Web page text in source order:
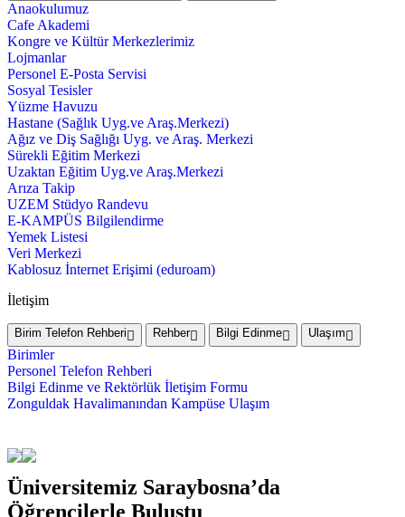
Anaokulumuz
Cafe Akademi
Kongre ve Kültür Merkezlerimiz
Lojmanlar
Personel E-Posta Servisi
Sosyal Tesisler
Yüzme Havuzu
Hastane (Sağlık Uyg.ve Araş.Merkezi)
Ağız ve Diş Sağlığı Uyg. ve Araş. Merkezi
Sürekli Eğitim Merkezi
Uzaktan Eğitim Uyg.ve Araş.Merkezi
Arıza Takip
UZEM Stüdyo Randevu
E-KAMPÜS Bilgilendirme
Yemek Listesi
Veri Merkezi
Kablosuz İnternet Erişimi (eduroam)
İletişim
Birim Telefon Rehberi Rehber Bilgi Edinme Ulaşım
Birimler
Personel Telefon Rehberi
Bilgi Edinme ve Rektörlük İletişim Formu
Zonguldak Havalimanından Kampüse Ulaşım
Üniversitemiz Saraybosna’da
Öğrencilerle Buluştu